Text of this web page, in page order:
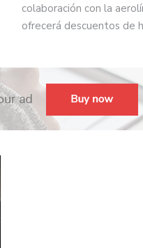
colaboración con la
ofrecerá descuentos de